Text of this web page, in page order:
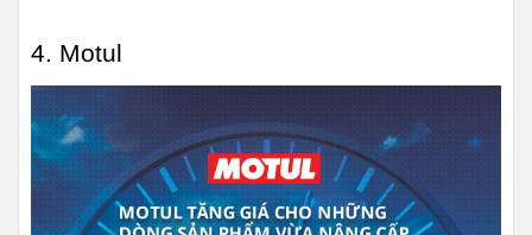
4. Motul